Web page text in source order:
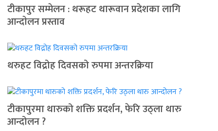
टीकापुर सम्मेलन : थरूहट थारूवान प्रदेशका लागि
आन्दाेलन प्रस्ताव
थरुहट विद्रोह दिवसको रुपमा अन्तरक्रिया
टीकापुरमा थारुको शक्ति प्रदर्शन, फेरि उठ्ला थारु
आन्दोलन ?